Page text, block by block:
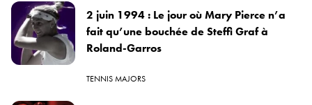
2 juin 1994 : Le jour où Mary Pierce n’a
fait qu’une bouchée de Steffi Graf à
Roland-Garros
TENNIS MAJORS